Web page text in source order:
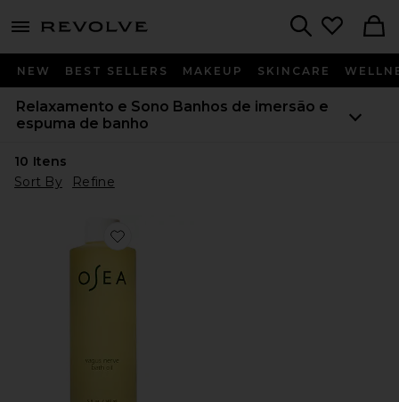
menu - shows more content
NEW BEST SELLERS MAKEUP SKINCARE
Relaxamento e Sono Banhos de imersão e
espuma de banho
10 Itens
Sort By
Refine
Favorite ÓLEO DE BANHO PARA O NERVO VAGO